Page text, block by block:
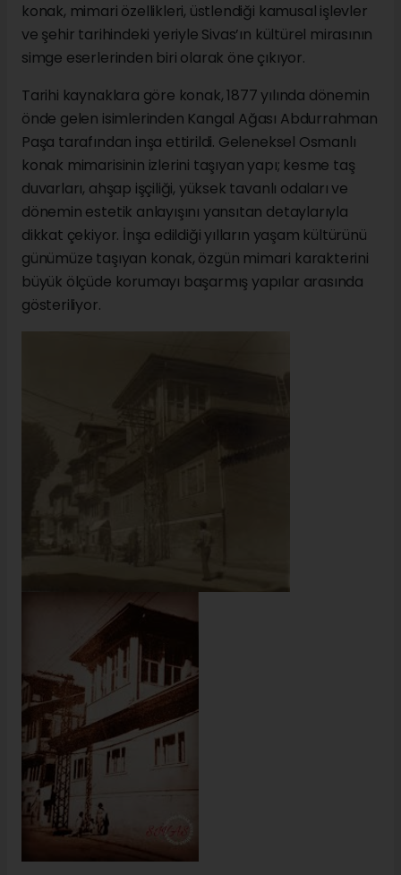
konak, mimari özellikleri, üstlendiği kamusal işlevler
ve şehir tarihindeki yeriyle Sivas’ın kültürel mirasının
simge eserlerinden biri olarak öne çıkıyor.
Tarihi kaynaklara göre konak, 1877 yılında dönemin
önde gelen isimlerinden Kangal Ağası Abdurrahman
Paşa tarafından inşa ettirildi. Geleneksel Osmanlı
konak mimarisinin izlerini taşıyan yapı; kesme taş
duvarları, ahşap işçiliği, yüksek tavanlı odaları ve
dönemin estetik anlayışını yansıtan detaylarıyla
dikkat çekiyor. İnşa edildiği yılların yaşam kültürünü
günümüze taşıyan konak, özgün mimari karakterini
büyük ölçüde korumayı başarmış yapılar arasında
gösteriliyor.